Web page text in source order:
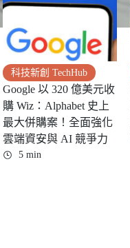
科技新創 TechHub
Google 以 320 億美元收
購 Wiz：Alphabet 史上
最大併購案！全面強化
雲端資安與 AI 競爭力
5 min